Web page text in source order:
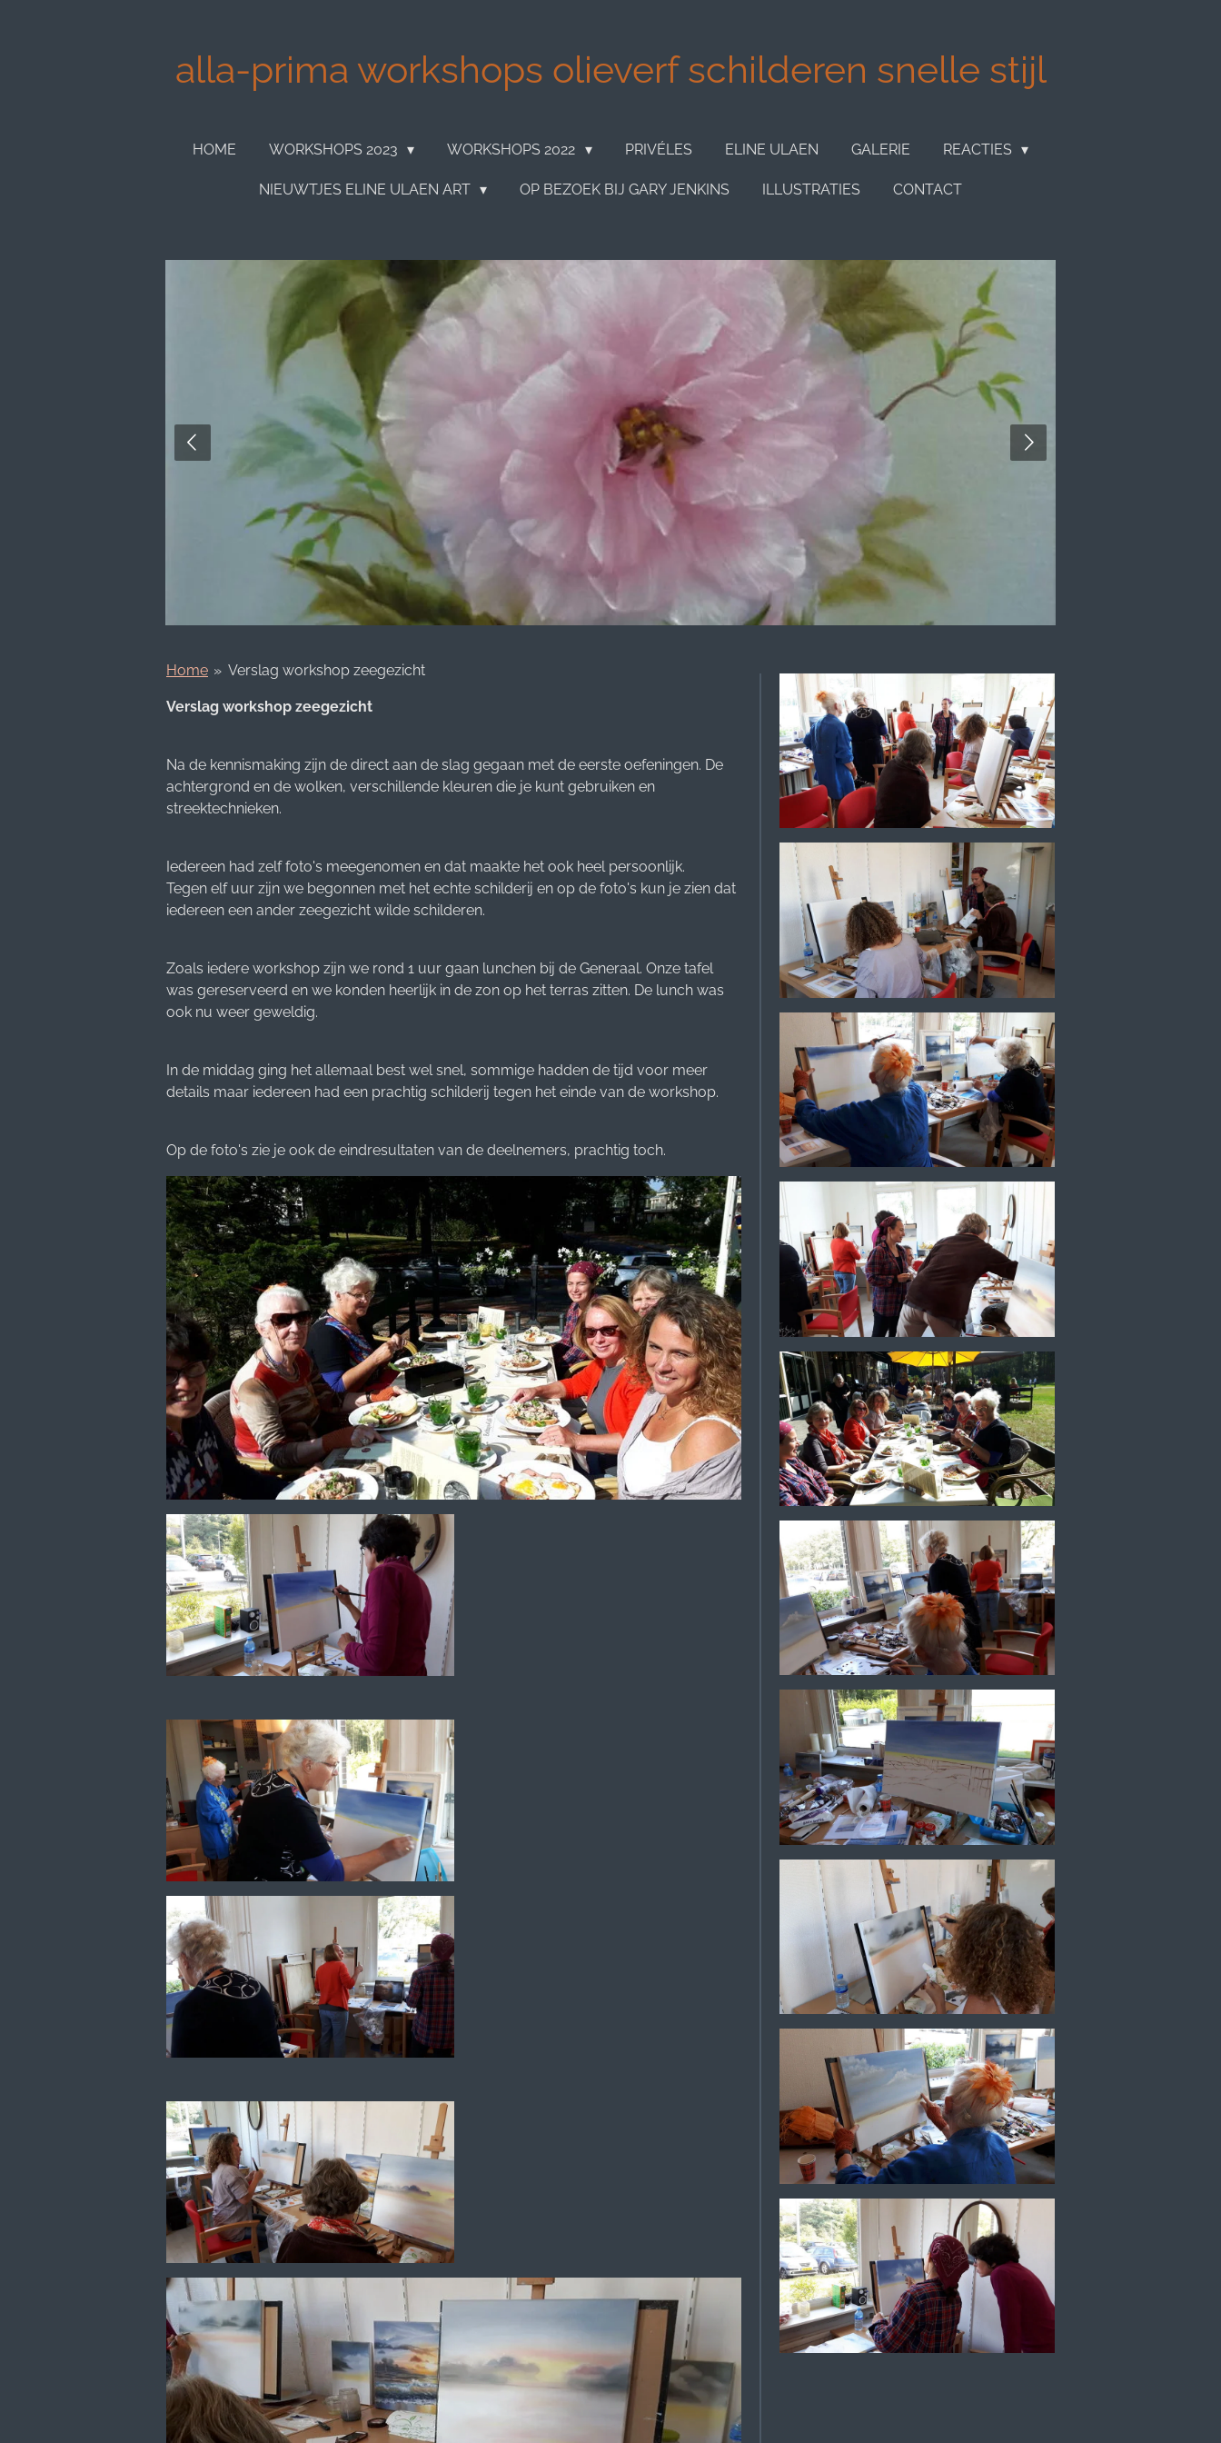
alla-prima workshops olieverf schilderen snelle stijl
HOME WORKSHOPS 2023 WORKSHOPS 2022 PRIVÉLES ELINE ULAEN GALERIE REACTIES
NIEUWTJES ELINE ULAEN ART OP BEZOEK BIJ GARY JENKINS ILLUSTRATIES CONTACT
Home » Verslag workshop zeegezicht
Verslag workshop zeegezicht
Na de kennismaking zijn de direct aan de slag gegaan met de eerste oefeningen. De
achtergrond en de wolken, verschillende kleuren die je kunt gebruiken en
streektechnieken.
Iedereen had zelf foto's meegenomen en dat maakte het ook heel persoonlijk.
Tegen elf uur zijn we begonnen met het echte schilderij en op de foto's kun je zien dat
iedereen een ander zeegezicht wilde schilderen.
Zoals iedere workshop zijn we rond 1 uur gaan lunchen bij de Generaal. Onze tafel
was gereserveerd en we konden heerlijk in de zon op het terras zitten. De lunch was
ook nu weer geweldig.
In de middag ging het allemaal best wel snel, sommige hadden de tijd voor meer
details maar iedereen had een prachtig schilderij tegen het einde van de workshop.
Op de foto's zie je ook de eindresultaten van de deelnemers, prachtig toch.